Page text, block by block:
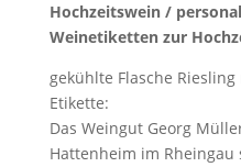
Hochzeitswein /
Weinetiketten zur
gekühlte Flasche
Etikette:
Das Weingut Georg
Hattenheim im